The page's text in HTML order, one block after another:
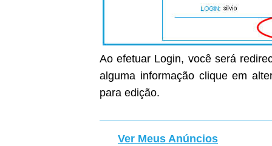
Ao efetuar Login, você será
alguma informação clique em
para edição.
Ver Meus Anúncios